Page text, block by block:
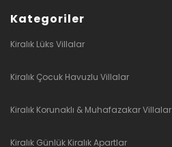
Kategoriler
Kiralık Lüks Villalar
Kiralık Çocuk Havuzlu Villalar
Kiralık Korunaklı & Muhafazakar Villalar
Kiralık Günlük Kiralık Apartlar